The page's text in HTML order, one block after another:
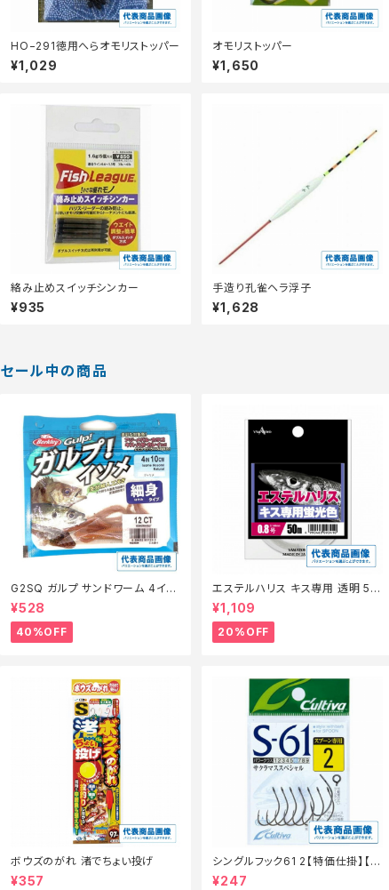
HO−291徳用へらオモリストッパー
¥1,029
オモリストッパー
¥1,650
絡み止めスイッチシンカー
¥935
手造り孔雀ヘラ浮子
¥1,628
セール中の商品
G2SQ ガルプ サンドワーム 4イン
チ イソメ細身青イソメ(Camo)【特
価餌】【40】
¥528
40%OFF
エステルハリス キス専用 透明 50
m 0.6
¥1,109
20%OFF
ボウズのがれ 渚でちょい投げ
¥357
シングルフック61 2【特価仕掛】【2
0】
¥247